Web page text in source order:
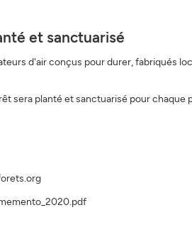
et sanctuarisé
d'air conçus pour durer, fabriqués
sera planté et sanctuarisé pour chaque